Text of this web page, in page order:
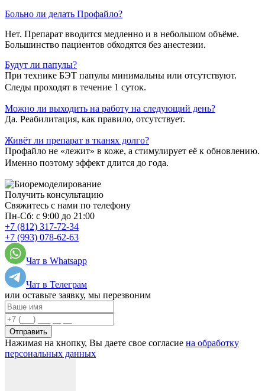
Больно ли делать Профайло?
Нет. Препарат вводится медленно и в небольшом объёме.
Большинство пациентов обходятся без анестезии.
Будут ли папулы?
При технике БЭТ папулы минимальны или отсутствуют.
Следы проходят в течение 1 суток.
Можно ли выходить на работу на следующий день?
Да. Реабилитация, как правило, отсутствует.
Живёт ли препарат в тканях долго?
Профайло не «лежит» в коже, а стимулирует её к обновлению.
Именно поэтому эффект длится до года.
Получить консультацию
Свяжитесь с нами по телефону
Пн-Сб: с 9:00 до 21:00
+7 (812) 317-72-34
+7 (993) 078-62-63
Чат в Whatsapp
Чат в Телеграм
или оставьте заявку, мы перезвоним
Отправить
Нажимая на кнопку, Вы даете свое согласие на обработку
персональных данных